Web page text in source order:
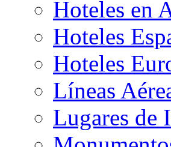
Hoteles en
Hoteles
Hoteles
Líneas
Lugares de